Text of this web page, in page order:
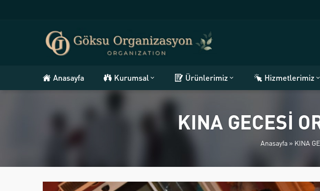
Anasayfa Kurumsal Ürünlerimiz Hizmetlerimiz
KINA GECESİ
Anasayfa » KINA